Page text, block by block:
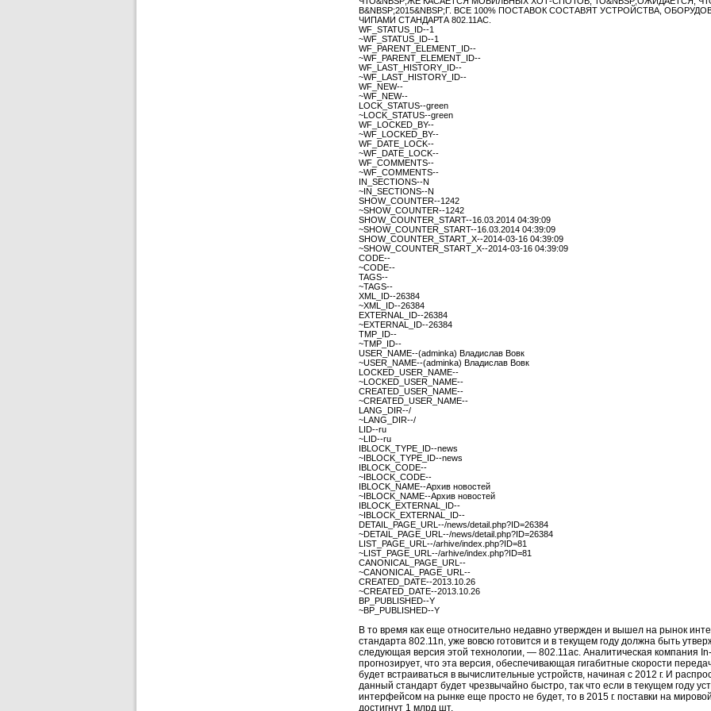
В&NBSP;2015&NBSP;Г. ВСЕ 100% ПОСТАВОК СОСТАВЯТ УСТРОЙСТВА,
ЧИПАМИ СТАНДАРТА 802.11AC.
WF_STATUS_ID--1
~WF_STATUS_ID--1
WF_PARENT_ELEMENT_ID--
~WF_PARENT_ELEMENT_ID--
WF_LAST_HISTORY_ID--
~WF_LAST_HISTORY_ID--
WF_NEW--
~WF_NEW--
LOCK_STATUS--green
~LOCK_STATUS--green
WF_LOCKED_BY--
~WF_LOCKED_BY--
WF_DATE_LOCK--
~WF_DATE_LOCK--
WF_COMMENTS--
~WF_COMMENTS--
IN_SECTIONS--N
~IN_SECTIONS--N
SHOW_COUNTER--1242
~SHOW_COUNTER--1242
SHOW_COUNTER_START--16.03.2014 04:39:09
~SHOW_COUNTER_START--16.03.2014 04:39:09
SHOW_COUNTER_START_X--2014-03-16 04:39:09
~SHOW_COUNTER_START_X--2014-03-16 04:39:09
CODE--
~CODE--
TAGS--
~TAGS--
XML_ID--26384
~XML_ID--26384
EXTERNAL_ID--26384
~EXTERNAL_ID--26384
TMP_ID--
~TMP_ID--
USER_NAME--(adminka) Владислав Вовк
~USER_NAME--(adminka) Владислав Вовк
LOCKED_USER_NAME--
~LOCKED_USER_NAME--
CREATED_USER_NAME--
~CREATED_USER_NAME--
LANG_DIR--/
~LANG_DIR--/
LID--ru
~LID--ru
IBLOCK_TYPE_ID--news
~IBLOCK_TYPE_ID--news
IBLOCK_CODE--
~IBLOCK_CODE--
IBLOCK_NAME--Архив новостей
~IBLOCK_NAME--Архив новостей
IBLOCK_EXTERNAL_ID--
~IBLOCK_EXTERNAL_ID--
DETAIL_PAGE_URL--/news/detail.php?ID=26384
~DETAIL_PAGE_URL--/news/detail.php?ID=26384
LIST_PAGE_URL--/arhive/index.php?ID=81
~LIST_PAGE_URL--/arhive/index.php?ID=81
CANONICAL_PAGE_URL--
~CANONICAL_PAGE_URL--
CREATED_DATE--2013.10.26
~CREATED_DATE--2013.10.26
BP_PUBLISHED--Y
~BP_PUBLISHED--Y
В то время как еще относительно недавно утвержден и вышел на рынок
стандарта 802.11n, уже вовсю готовится и в текущем году должна быть
следующая версия этой технологии, — 802.11ac. Аналитическая компания
прогнозирует, что эта версия, обеспечивающая гигабитные скорости
будет встраиваться в вычислительные устройств, начиная с 2012 г. И
данный стандарт будет чрезвычайно быстро, так что если в текущем году
интерфейсом на рынке еще просто не будет, то в 2015 г. поставки на
достигнут 1 млрд шт.